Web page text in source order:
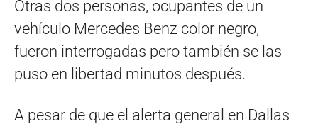
Otras dos personas, ocupantes de un
vehículo Mercedes Benz color negro,
fueron interrogadas pero también se las
puso en libertad minutos después.
A pesar de que el alerta general en Dallas